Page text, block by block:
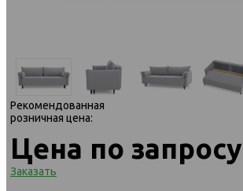
Рекомендованная
розничная цена:
Цена по запросу
Заказать